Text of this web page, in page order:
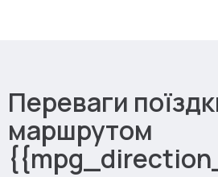
Переваги
маршрутом